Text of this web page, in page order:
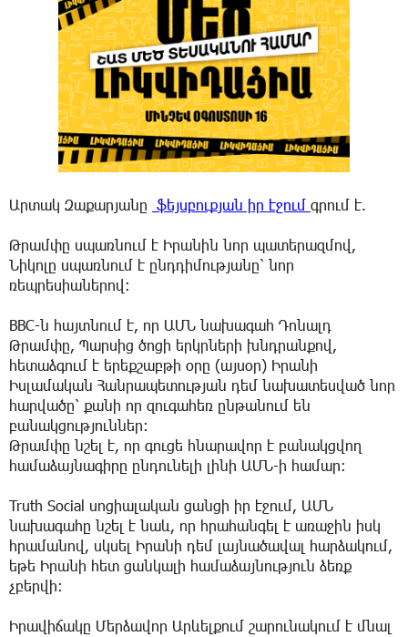
Արտակ Զաքարյանը ֆեյսբուքյան իր էջում գրում է.
Թրամփը սպառնում է Իրանին նոր պատերազմով,
Նիկոլը սպառնում է ընդդիմությանը՝ նոր
ռեպրեսիաներով:
BBC-ն հայտնում է, որ ԱՄՆ նախագահ Դոնալդ
Թրամփը, Պարսից ծոցի երկրների խնդրանքով,
հետաձգում է երեքշաբթի օրը (այսօր) Իրանի
Իսլամական Հանրապետության դեմ նախատեսված նոր
հարվածը՝ քանի որ զուգահեռ ընթանում են
բանակցություններ։
Թրամփը նշել է, որ գուցե հնարավոր է բանակցվող
համաձայնագիրը ընդունելի լինի ԱՄՆ-ի համար։
Truth Social սոցիալական ցանցի իր էջում, ԱՄՆ
նախագահը նշել է նաև, որ հրահանգել է առաջին իսկ
հրամանով, սկսել Իրանի դեմ լայնածավալ հարձակում,
եթե Իրանի հետ ցանկալի համաձայնություն ձեռք
չբերվի։
Իրավիճակը Մերձավոր Արևելքում շարունակում է մնալ